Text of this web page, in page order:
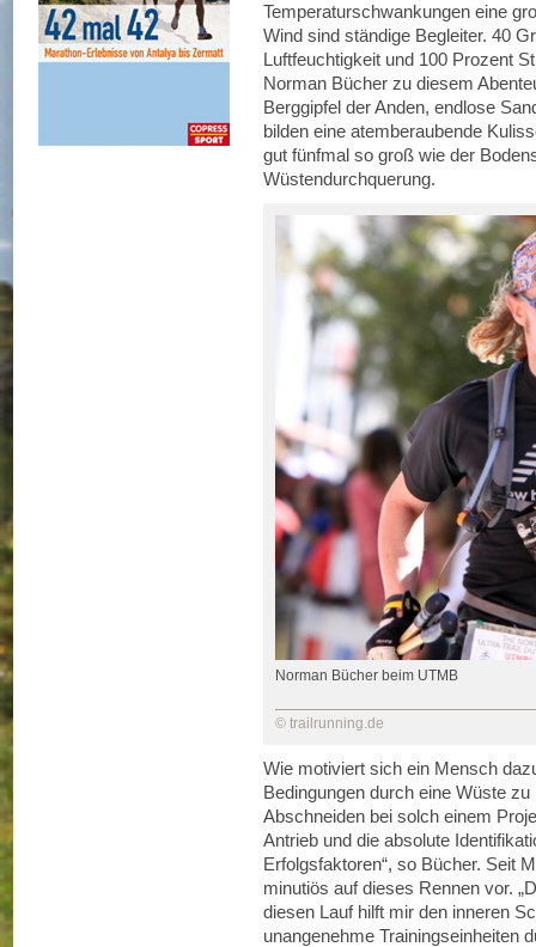
Temperaturschwankungen eine
Wind sind ständige Begleiter. 40
Luftfeuchtigkeit und 100 Prozent
Norman Bücher zu diesem
Berggipfel der Anden, endlose
bilden eine atemberaubende
gut fünfmal so groß wie der
Wüstendurchquerung.
Norman Bücher beim UTMB
© trailrunning.de
Wie motiviert sich ein Mensch
Bedingungen durch eine Wüste
Abschneiden bei solch einem
Antrieb und die absolute
Erfolgsfaktoren“, so Bücher. Seit
minutiös auf dieses Rennen vor.
diesen Lauf hilft mir den inneren
unangenehme Trainingseinheiten